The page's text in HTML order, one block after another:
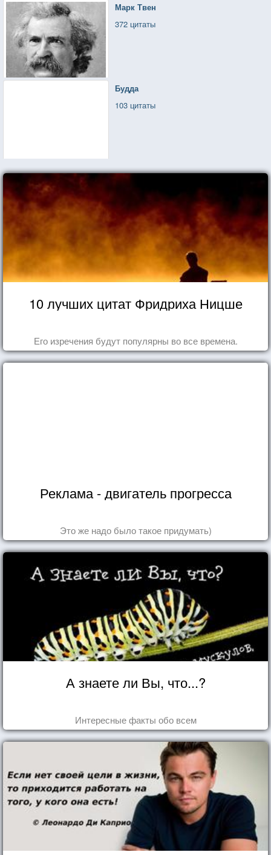
Марк Твен
372 цитаты
Будда
103 цитаты
10 лучших цитат Фридриха Ницше
Его изречения будут популярны во все времена.
Реклама - двигатель прогресса
Это же надо было такое придумать)
А знаете ли Вы, что...?
Интересные факты обо всем